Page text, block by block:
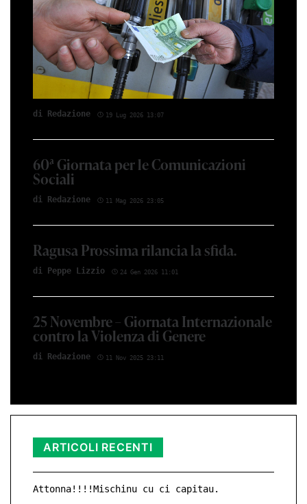
di Red­azio­ne 19 Lug 2026 13:07
60ª Giornata per le Comunicazioni
Sociali
di Red­azio­ne 11 Mag 2026 23:05
Ragusa Prossima rilancia la sfida.
di Peppe Li­z­zio 24 Gen 2026 11:01
25 Novembre – Giornata Internazionale
contro la Violenza di Genere
di Red­azio­ne 11 Nov 2025 23:11
ARTICOLI RECENTI
Attonna!!!!Mischinu cu ci capitau.